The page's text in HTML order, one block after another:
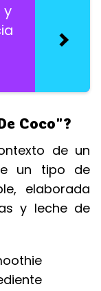
y
Coco"?
de un
un tipo de
elaborada
y leche de